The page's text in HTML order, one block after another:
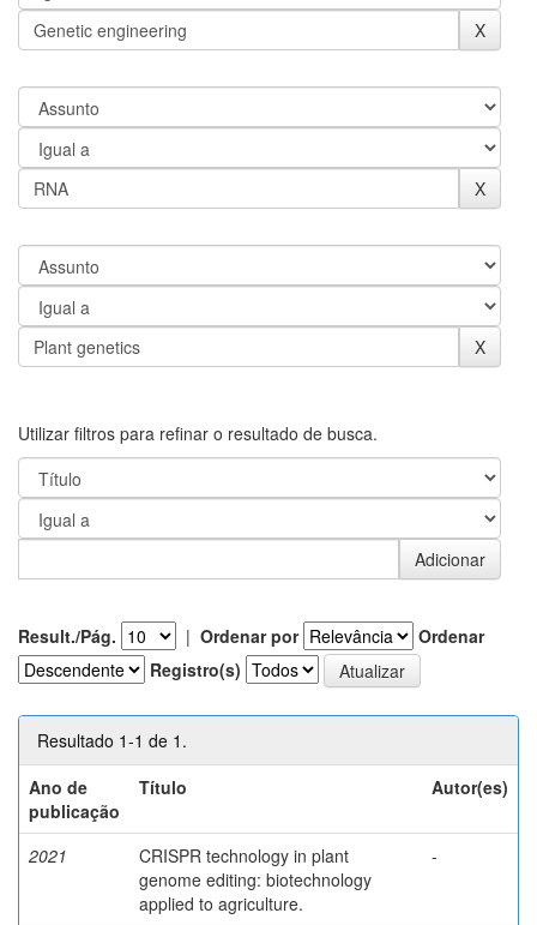
Utilizar filtros para refinar o resultado de busca.
Result./Pág. | Ordenar por
Ordenar
Registro(s)
Resultado 1-1 de 1.
Ano de
publicação
Título Autor(es)
2021
CRISPR technology in plant
genome editing: biotechnology
applied to agriculture.
-